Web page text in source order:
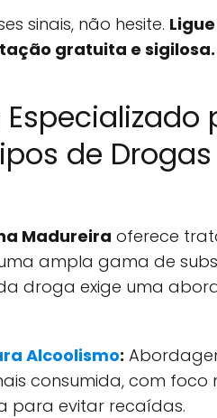
sinais, não hesite.
gratuita e sigilosa.
de
Madureira oferece
ampla gama de
droga exige uma
Alcoolismo:
consumida, com foco
para evitar recaídas.